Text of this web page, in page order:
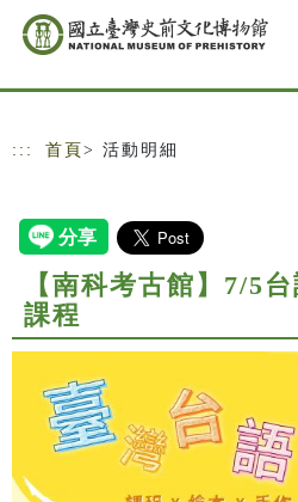
跳到主要內容
網站導覽
::: 首頁 > 活動明細
【南科考古館】7/5
課程